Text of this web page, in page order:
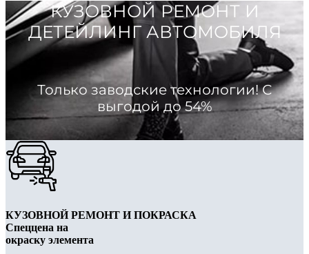
КУЗОВНОЙ РЕМОНТ И
ДЕТЕЙЛИНГ АВТОМОБИЛЯ
Только заводские технологии! С
выгодой до 54%
КУЗОВНОЙ РЕМОНТ И ПОКРАСКА
Спеццена на
окраску элемента